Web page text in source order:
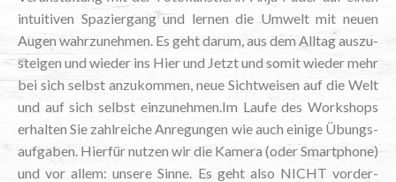
intui­ti­ven Spa­zier­gang und ler­nen die Umwelt mit neu­en
Augen wahr­zu­neh­men. Es geht dar­um, aus dem All­tag aus­zu­
stei­gen und wie­der ins Hier und Jetzt und somit wie­der mehr
bei sich selbst anzu­kom­men, neue Sicht­wei­sen auf die Welt
und auf sich selbst einzunehmen.Im Lau­fe des Work­shops
erhal­ten Sie zahl­rei­che Anre­gun­gen wie auch eini­ge Übungs­
auf­ga­ben. Hier­für nut­zen wir die Kame­ra (oder Smart­phone)
und vor allem: unse­re Sin­ne. Es geht also NICHT vor­der­